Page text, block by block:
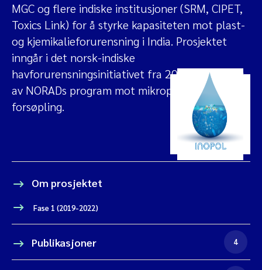
MGC og flere indiske institusjoner (SRM, CIPET,
Toxics Link) for å styrke kapasiteten mot plast-
og kjemikalieforurensning i India. Prosjektet
inngår i det norsk-indiske
havforurensningsinitiativet fra 2019 og støttes
av NORADs program mot mikroplast og marin
forsøpling.
Om prosjektet
Fase 1 (2019-2022)
Publikasjoner 4